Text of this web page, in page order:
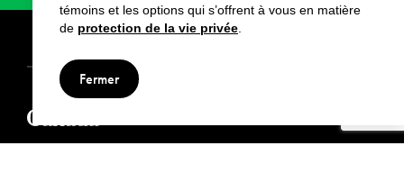
témoins et les options qui s’offrent à vous en matière
de protection de la vie privée
Fermer
Droits d’auteur Avertissements